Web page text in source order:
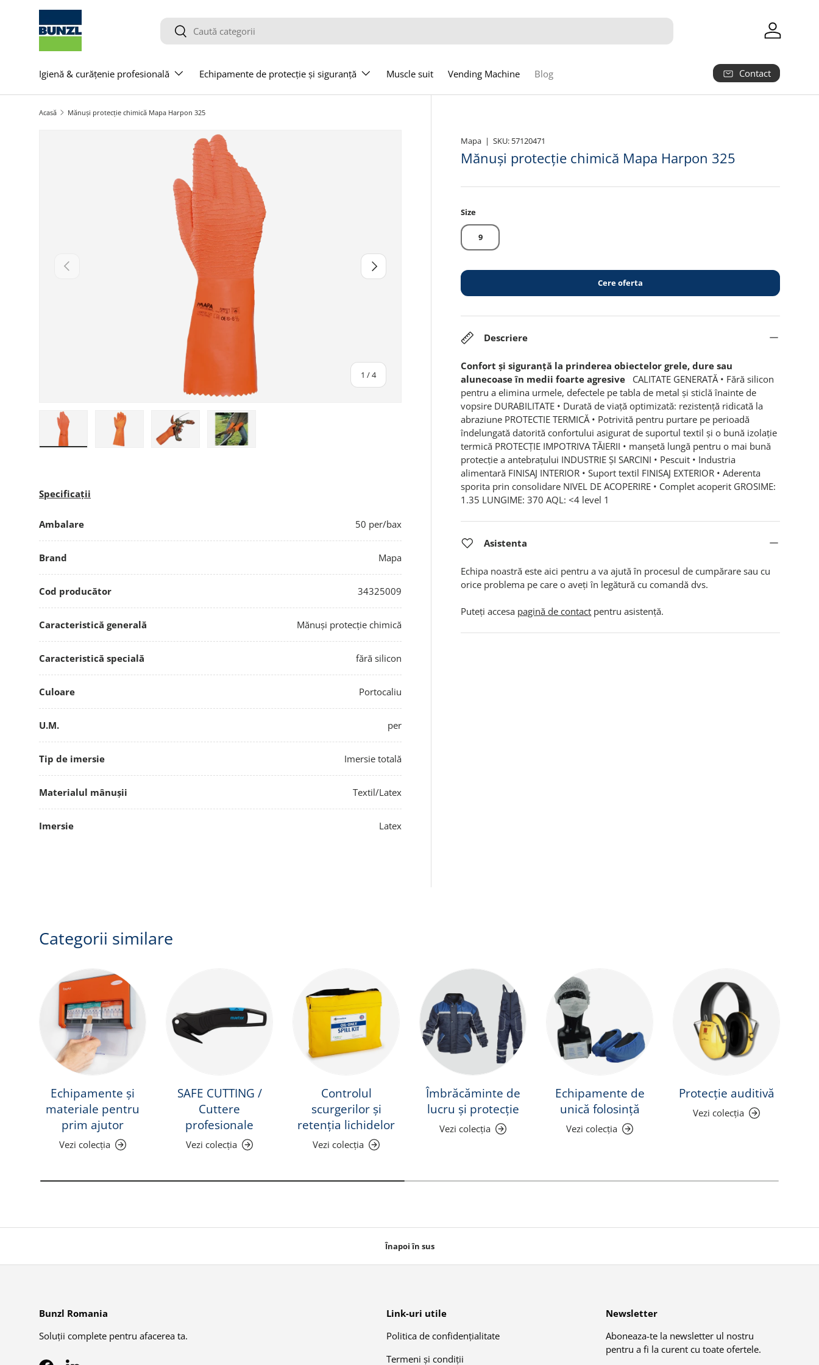
Salt la conținut Caută
Caută
Igienă & curățenie profesională Echipamente de protecție și siguranță Muscle suit Vending Machine Blog Contact
Acasă Mănuși protecție chimică Mapa Harpon 325
Anterior
1 /din
4
Următor
Mapa |SKU: 57120471
Mănuși protecție chimică Mapa Harpon 325
Size
9
Cere oferta
Descriere
Confort și siguranță la prinderea obiectelor grele, dure sau
alunecoase în medii foarte agresive CALITATE GENERATĂ • Fără silicon
pentru a elimina urmele, defectele pe tabla de metal și sticlă înainte de
vopsire DURABILITATE • Durată de viață optimizată: rezistență ridicată la
abraziune PROTECTIE TERMICĂ • Potrivită pentru purtare pe perioadă
îndelungată datorită confortului asigurat de suportul textil și o bună izolație
termică PROTECȚIE IMPOTRIVA TĂIERII • manșetă lungă pentru o mai bună
protecție a antebrațului INDUSTRIE ȘI SARCINI • Pescuit • Industria
alimentară FINISAJ INTERIOR • Suport textil FINISAJ EXTERIOR • Aderenta
sporita prin consolidare NIVEL DE ACOPERIRE • Complet acoperit GROSIME:
1.35 LUNGIME: 370 AQL: <4 level 1
Asistenta
Echipa noastră este aici pentru a va ajută în procesul de cumpărare sau cu
orice problema pe care o aveți în legătură cu comandă dvs.
Puteți accesa pagină de contact pentru asistență.
Specificații
Ambalare 50 per/bax
Brand Mapa
Cod producător 34325009
Caracteristică generală Mănuși protecție chimică
Caracteristică specială fără silicon
Culoare Portocaliu
U.M. per
Tip de imersie Imersie totală
Materialul mânușii Textil/Latex
Imersie Latex
Categorii similare
Echipamente și
materiale pentru
prim ajutor
Vezi colecția
SAFE CUTTING /
Cuttere
profesionale
Vezi colecția
Controlul
scurgerilor și
retenția lichidelor
Vezi colecția
Îmbrăcăminte de
lucru și protecție
Vezi colecția
Echipamente de
unică folosință
Vezi colecția
Protecție auditivă
Vezi colecția
Înapoi în sus
Bunzl Romania
Soluții complete pentru afacerea ta.
Link-uri utile
Politica de confidențialitate
Termeni și condiții
Newsletter
Aboneaza-te la newsletter ul nostru
pentru a fi la curent cu toate ofertele.